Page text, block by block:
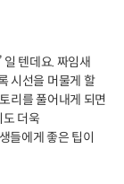
일 텐데요. 짜임새
시선을 머물게 할
리를 풀어내게 되면
더욱
들에게 좋은 팁이